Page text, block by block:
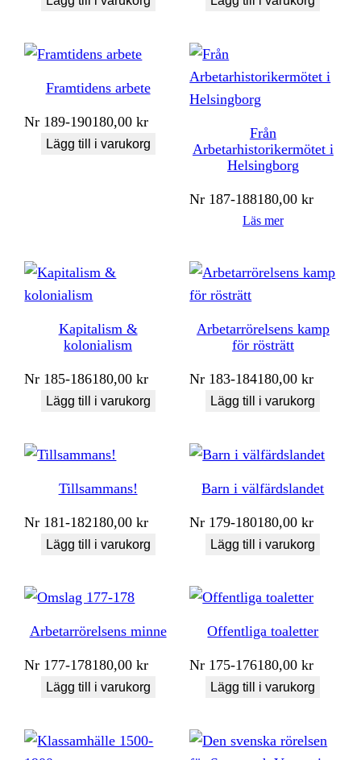
Framtidens arbete
Nr 189-190180,00kr
Lägg till i varukorg
Från
Arbetarhistorikermötet i
Helsingborg
Nr 187-188180,00kr
Läs mer
Kapitalism &
kolonialism
Nr 185-186180,00kr
Lägg till i varukorg
Arbetarrörelsens kamp
för rösträtt
Nr 183-184180,00kr
Lägg till i varukorg
Tillsammans!
Nr 181-182180,00kr
Lägg till i varukorg
Barn i välfärdslandet
Nr 179-180180,00kr
Lägg till i varukorg
Arbetarrörelsens minne
Nr 177-178180,00kr
Lägg till i varukorg
Offentliga toaletter
Nr 175-176180,00kr
Lägg till i varukorg